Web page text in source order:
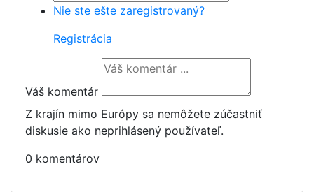
Nie ste ešte zaregistrovaný?
Registrácia
Váš komentár
Z krajín mimo Európy sa nemôžete zúčastniť
diskusie ako neprihlásený používateľ.
0 komentárov